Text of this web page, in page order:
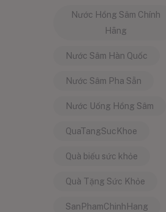
Nước Hồng Sâm Chính
Hãng
Nước Sâm Hàn Quốc
Nước Sâm Pha Sẵn
Nước Uống Hồng Sâm
QuaTangSucKhoe
Quà biếu sức khỏe
Quà Tặng Sức Khỏe
SanPhamChinhHang